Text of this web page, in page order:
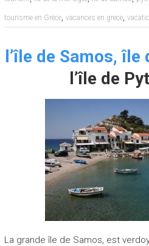
tourisme en Grèce, vacances en grece,
l’île de Samos, île
l’île de
La grande île de Samos, est